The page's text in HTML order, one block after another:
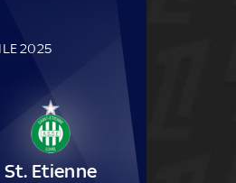
2025
St. Etienne